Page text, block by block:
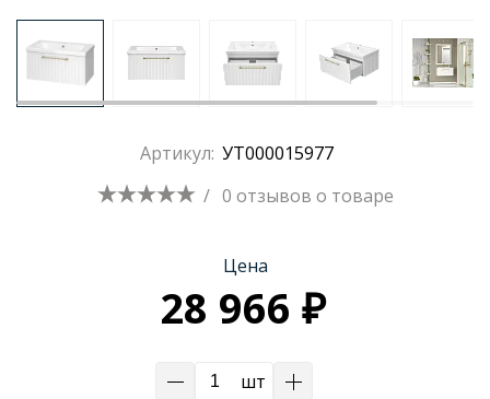
Зеркала
Душевые поддоны
Душевые уголки и ограждения
Артикул: УТ000015977
/ 0 отзывов о товаре
Цена
28 966 ₽
шт